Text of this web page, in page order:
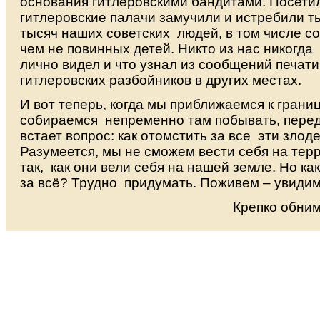
гитлеровские палачи замучили и истребили
тысяч наших советских людей, в том числе
чем не повинных детей. Никто из нас никогда
лично видел и что узнал из сообщений
гитлеровских разбойников в других местах.
И вот теперь, когда мы приближаемся к
собираемся непременно там побывать,
встает вопрос: как отомстить за все эти
Разумеется, мы не сможем вести себя на
так, как они вели себя на нашей земле. Но
за всё? Трудно придумать. Поживем –
Крепко